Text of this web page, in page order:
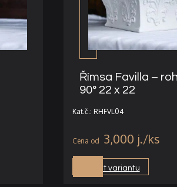
Římsa Favilla –
90° 22 x 22
Kat.č.: RHFVL04
3,000 j.
Vybrat variantu